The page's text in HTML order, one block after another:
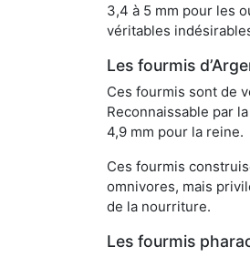
3,4 à 5 mm pour les
véritables
Les fourmis
Ces fourmis sont de
Reconnaissable par
4,9 mm pour la reine.
Ces fourmis
omnivores, mais
de la nourriture.
Les fourmis